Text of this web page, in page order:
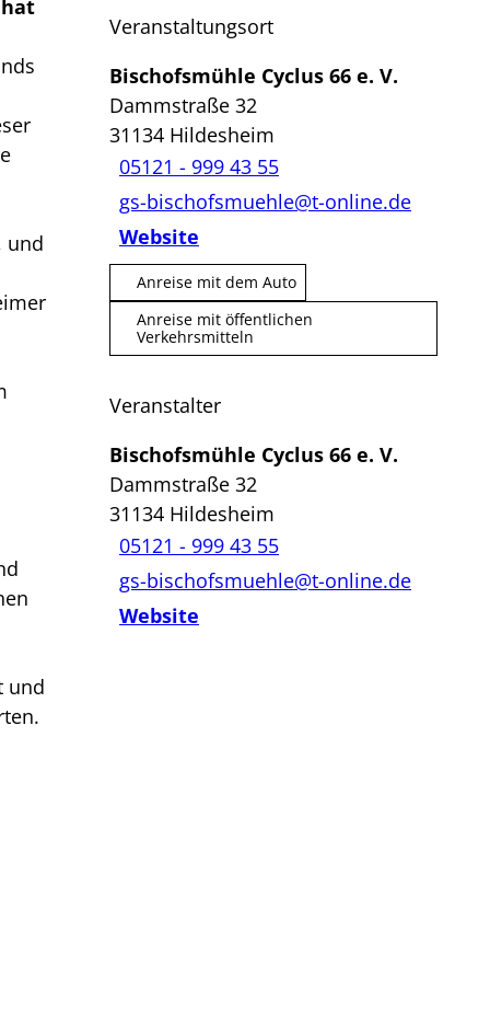
und
und
Veranstaltungsort
Bischofsmühle Cyclus 66 e. V.
Dammstraße 32
31134 Hildesheim
05121 - 999 43 55
gs-bischofsmuehle@t-online.de
Website
Anreise mit dem Auto
Anreise mit öffentlichen
Verkehrsmitteln
Veranstalter
Bischofsmühle Cyclus 66 e. V.
Dammstraße 32
31134 Hildesheim
05121 - 999 43 55
gs-bischofsmuehle@t-online.de
Website